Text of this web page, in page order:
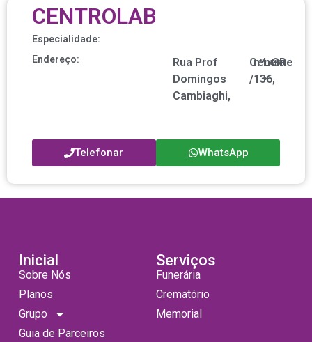
CENTROLAB
Especialidade:
Endereço:
Rua Prof
Domingos
Cambiaghi,
nº
136,
Centro
/
Leme
•
SP
Telefonar WhatsApp
Inicial
Sobre Nós
Planos
Grupo
Guia de Parceiros
Serviços
Funerária
Crematório
Memorial